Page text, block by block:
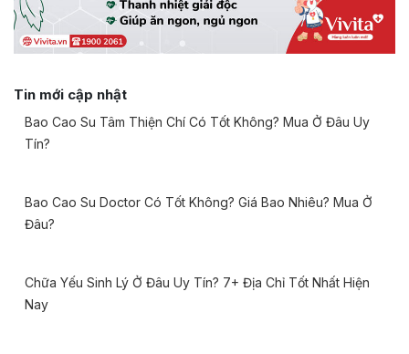
Tin mới cập nhật
Bao Cao Su Tâm Thiện Chí Có Tốt Không? Mua Ở Đâu Uy
Tín?
Bao Cao Su Doctor Có Tốt Không? Giá Bao Nhiêu? Mua Ở
Đâu?
Chữa Yếu Sinh Lý Ở Đâu Uy Tín? 7+ Địa Chỉ Tốt Nhất Hiện
Nay